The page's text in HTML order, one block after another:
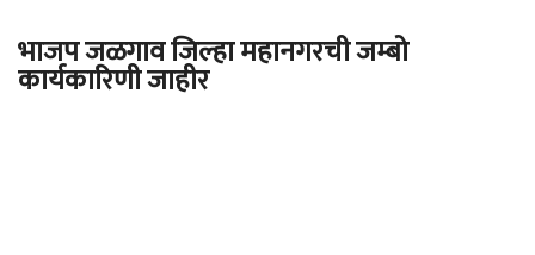
भाजप जळगाव जिल्हा महानगरची जम्बो
कार्यकारिणी जाहीर